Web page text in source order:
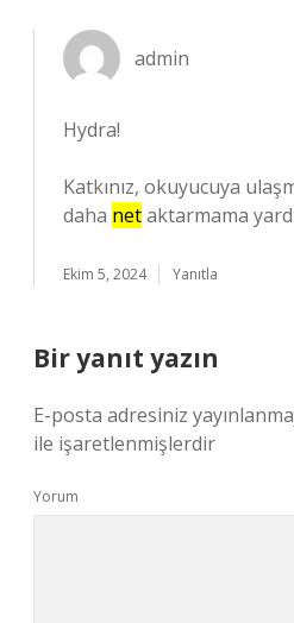
admin
Hydra!
Katkınız, okuyucuya
daha netaktarmama
Ekim 5, 2024 Yanıtla
Bir yanıt yazın
E-posta adresiniz
ile işaretlenmişlerdir
Yorum